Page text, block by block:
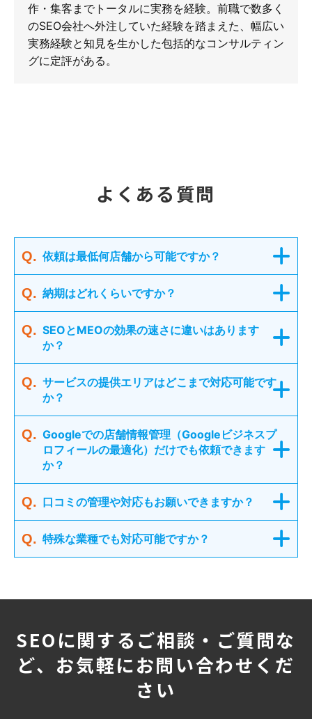
作・集客までトータルに実務を経験。前職で数多く
のSEO会社へ外注していた経験を踏まえた、幅広い
実務経験と知見を生かした包括的なコンサルティン
グに定評がある。
よくある質問
依頼は最低何店舗から可能ですか？
納期はどれくらいですか？
SEOとMEOの効果の速さに違いはあります
か？
サービスの提供エリアはどこまで対応可能です
か？
Googleでの店舗情報管理（Googleビジネスプ
ロフィールの最適化）だけでも依頼できます
か？
口コミの管理や対応もお願いできますか？
特殊な業種でも対応可能ですか？
SEOに関するご相談・ご質問な
ど、お気軽にお問い合わせくだ
さい